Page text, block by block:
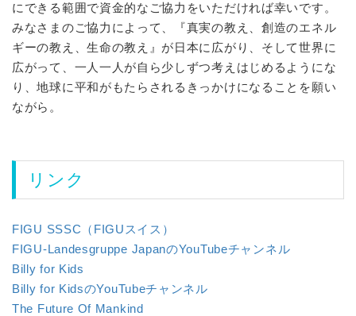
2025.3.5
ダウンロードのコンタクト記録ページにて、「第
904回コンタクト」を追加しました。
2025.2.26
2025.2.20
ダウンロードのコンタクト記録ページにて、「第
2025.2.11
にできる範囲で資金的なご協力をいただければ幸いです。
みなさまのご協力によって、『真実の教え、創造のエネル
ギーの教え、生命の教え』が日本に広がり、そして世界に
広がって、一人一人が自ら少しずつ考えはじめるようにな
り、地球に平和がもたらされるきっかけになることを願い
ながら。
リンク
FIGU SSSC（FIGUスイス）
FIGU-Landesgruppe JapanのYouTubeチャンネル
Billy for Kids
Billy for KidsのYouTubeチャンネル
The Future Of Mankind